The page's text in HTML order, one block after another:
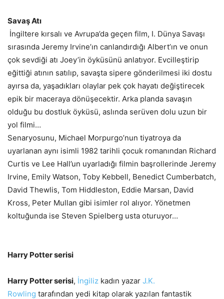
Savaş Atı
İngiltere kırsalı ve Avrupa’da geçen film, I. Dünya Savaşı
sırasında Jeremy Irvine’ın canlandırdığı Albert’ın ve onun
çok sevdiği atı Joey’in öyküsünü anlatıyor. Evcilleştirip
eğittiği atının satılıp, savaşta sipere gönderilmesi iki dostu
ayırsa da, yaşadıkları olaylar pek çok hayatı değiştirecek
epik bir maceraya dönüşecektir. Arka planda savaşın
olduğu bu dostluk öyküsü, aslında serüven dolu uzun bir
yol filmi…
Senaryosunu, Michael Morpurgo’nun tiyatroya da
uyarlanan aynı isimli 1982 tarihli çocuk romanından Richard
Curtis ve Lee Hall’un uyarladığı filmin başrollerinde Jeremy
Irvine, Emily Watson, Toby Kebbell, Benedict Cumberbatch,
David Thewlis, Tom Hiddleston, Eddie Marsan, David
Kross, Peter Mullan gibi isimler rol alıyor. Yönetmen
koltuğunda ise Steven Spielberg usta oturuyor…
Harry Potter serisi
Harry Potter serisi, İngiliz kadın yazar J.K.
Rowling tarafından yedi kitap olarak yazılan fantastik